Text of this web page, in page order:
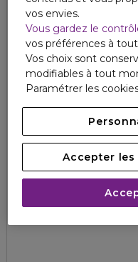
GUERLAIN
161,00 €
vos envies.
Vous gardez le
vos préférences à
Vos choix sont
modifiables à tout
Paramétrer les
Accepter les